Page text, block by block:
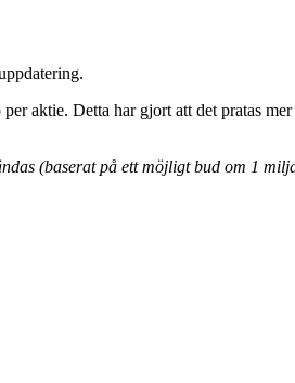
aktie. Detta har gjort att det pratas
(baserat på ett möjligt bud om 1